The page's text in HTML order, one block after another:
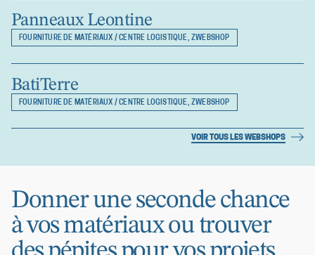
Panneaux Leontine
FOURNITURE DE MATÉRIAUX / CENTRE LOGISTIQUE,ZWEBSHOP
BatiTerre
FOURNITURE DE MATÉRIAUX / CENTRE LOGISTIQUE,ZWEBSHOP
VOIR TOUS LES WEBSHOPS
Donner une seconde chance
à vos matériaux ou trouver